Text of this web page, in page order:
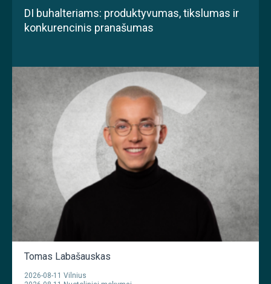
DI buhalteriams: produktyvumas, tikslumas ir
konkurencinis pranašumas
Tomas Labašauskas
2026-08-11 Vilnius